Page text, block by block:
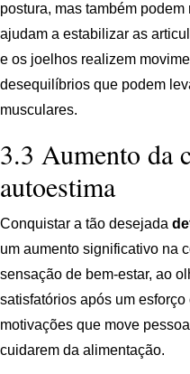
postura, mas também
ajudam a estabilizar as
e os joelhos realizem
desequilíbrios que podem
musculares.
3.3 Aumento da
autoestima
Conquistar a tão desejada
um aumento significativo na
sensação de bem-estar, ao
satisfatórios após um
motivações que move
cuidarem da alimentação.